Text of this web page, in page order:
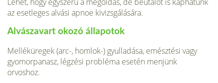
az esetleges alvási apnoe kivizsgálására.
Alvászavart okozó állapotok
Melléküregek (arc-, homlok-) gyulladása, emésztési vagy
gyomorpanasz, légzési probléma esetén menjünk
orvoshoz.